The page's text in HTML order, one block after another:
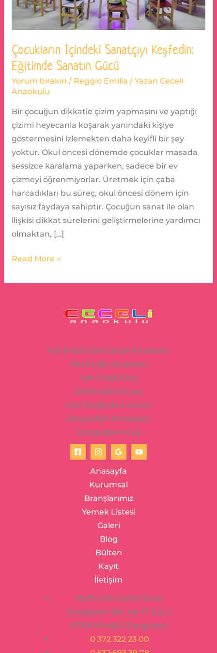
Çocukların İçindeki Sanatçıyı Keşfedin:
Eğitimde Sanatın Gücü
Yorum bırakın / Reggio Emilia / Yazan Ceceli
Anaokulu
Bir çocuğun dikkatle çizim yapmasını ve yaptığı
çizimi heyecanla koşarak yanındaki kişiye
göstermesini izlemekten daha keyifli bir şey
yoktur. Okul öncesi dönemde çocuklar masada
sessizce karalama yaparken, sadece bir ev
çizmeyi öğrenmiyorlar. Üretmek için çaba
harcadıkları bu süreç, okul öncesi dönem için
sayısız faydaya sahiptir. Çocuğun sanat ile olan
ilişkisi dikkat sürelerini geliştirmelerine yardımcı
olmaktan, […]
Read More »
Kdz Ereğli Özel Ceceli Anaokulu
Kdz Ereğli Anaokulu
Kdz Ereğli Kreş
Kdz Ereğli 3-6 yaş
Kdz Ereğli okul öncesi
Zonguldak Anaokulu
Zonguldak Kreş
Anasayfa
Kurumsal
Branşlarımız
Yemek Listesi
Galeri
Blog
Bülten
Kayıt
İletişim
Müftü Mh. Şehit Ömer
Halisdemir Blv. No: 17 Kat: 1
67300 Ereğli / Zonguldak
0 372 322 23 00